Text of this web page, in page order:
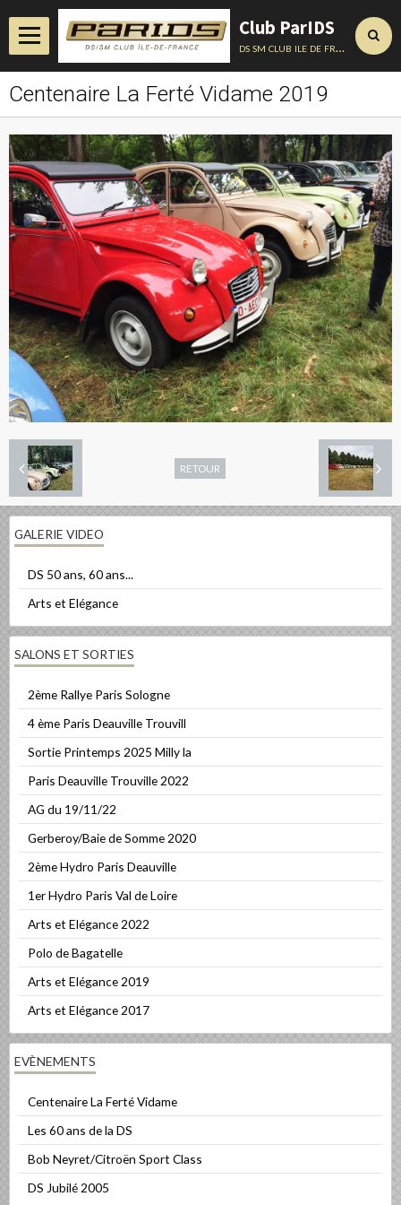
Club ParIDS
ds sm club ile de france
Accueil
Album
Annuaire
Contact
Conseils Techniques
Centenaire La Ferté Vidame 2019
RETOUR
GALERIE VIDEO
DS 50 ans, 60 ans...
Arts et Elégance
SALONS ET SORTIES
2ème Rallye Paris Sologne
4 ème Paris Deauville Trouvill
Sortie Printemps 2025 Milly la
Paris Deauville Trouville 2022
AG du 19/11/22
Gerberoy/Baie de Somme 2020
2ème Hydro Paris Deauville
1er Hydro Paris Val de Loire
Arts et Elégance 2022
Polo de Bagatelle
Arts et Elégance 2019
Arts et Elégance 2017
EVÈNEMENTS
Centenaire La Ferté Vidame
Les 60 ans de la DS
Bob Neyret/Citroën Sport Class
DS Jubilé 2005